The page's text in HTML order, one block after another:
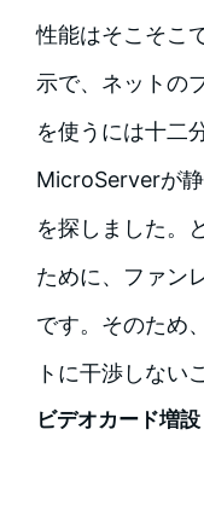
性能はそこそこ
示で、ネットの
を使うには十二
MicroServerが
を探しました。
ために、ファン
です。そのため
トに干渉しない
ビデオカード増設